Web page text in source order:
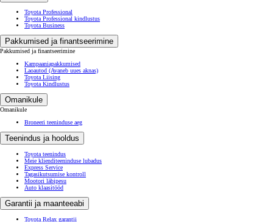
Kasutatud autod
Elektrifitseeritud autod
Toyota mudelite hinnakirjad
Kütusekulu ja heitmed
Info WLTP katsemenetluse kohta
Ärikliendile
Toyota Professional
Toyota Professional kindlustus
Toyota Business
Pakkumised ja finantseerimine
Pakkumised ja finantseerimine
Kampaaniapakkumised
Laoautod(Avaneb uues aknas)
Toyota Liising
Toyota Kindlustus
Omanikule
Omanikule
Broneeri teeninduse aeg
Teenindus ja hooldus
Toyota teenindus
Meie klienditeeninduse lubadus